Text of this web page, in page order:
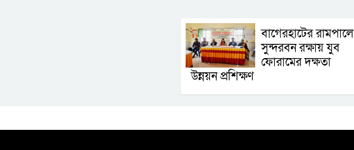
বাগেরহাটের রামপালে
সুন্দরবন রক্ষায় যুব
ফোরামের দক্ষতা
উন্নয়ন প্রশিক্ষণ